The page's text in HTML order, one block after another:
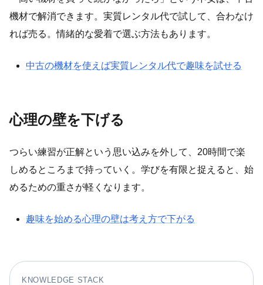
機材で解消できます。実質レンタル代で試して、合わなけ
れば売る。情緒的な愛着で選ぶ方法もあります。
中古の機材を使えば実質レンタル代で趣味を試せる
心理の壁を下げる
つらい練習が正解という思い込みを外して、20時間で楽
しめるところまで持っていく。学びを有限と捉えると、始
めるための重さが軽くなります。
趣味を始める心理の壁は考え方で下がる
KNOWLEDGE STACK